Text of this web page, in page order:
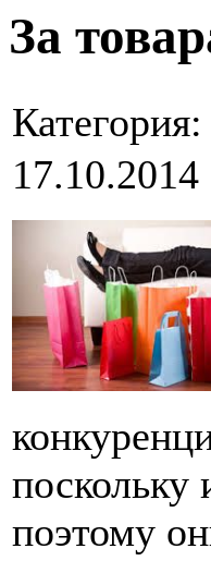
За
Категория:
поскольку
поэтому